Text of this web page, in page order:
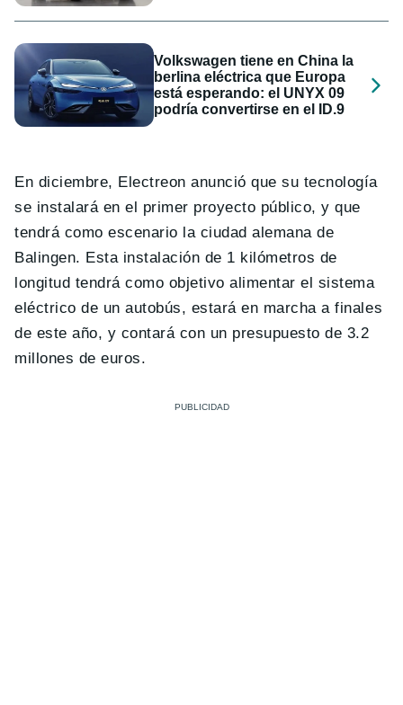
Volkswagen tiene en China la
berlina eléctrica que Europa
está esperando: el UNYX 09
podría convertirse en el ID.9
En diciembre, Electreon anunció que su tecnología
se instalará en el primer proyecto público, y que
tendrá como escenario la ciudad alemana de
Balingen. Esta instalación de 1 kilómetros de
longitud tendrá como objetivo alimentar el sistema
eléctrico de un autobús, estará en marcha a finales
de este año, y contará con un presupuesto de 3.2
millones de euros.